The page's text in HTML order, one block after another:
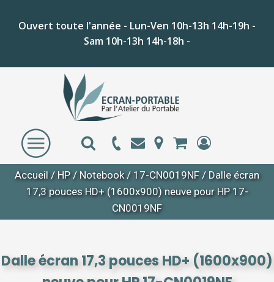
Ouvert toute l'année - Lun-Ven 10h-13h 14h-19h -
Sam 10h-13h 14h-18h -
Accueil/ HP / Notebook/ 17-CN0019NF / Dalle écran
17,3 pouces HD+ (1600x900) neuve pour HP 17-
CN0019NF
Dalle écran 17,3 pouces HD+ (1600x900)